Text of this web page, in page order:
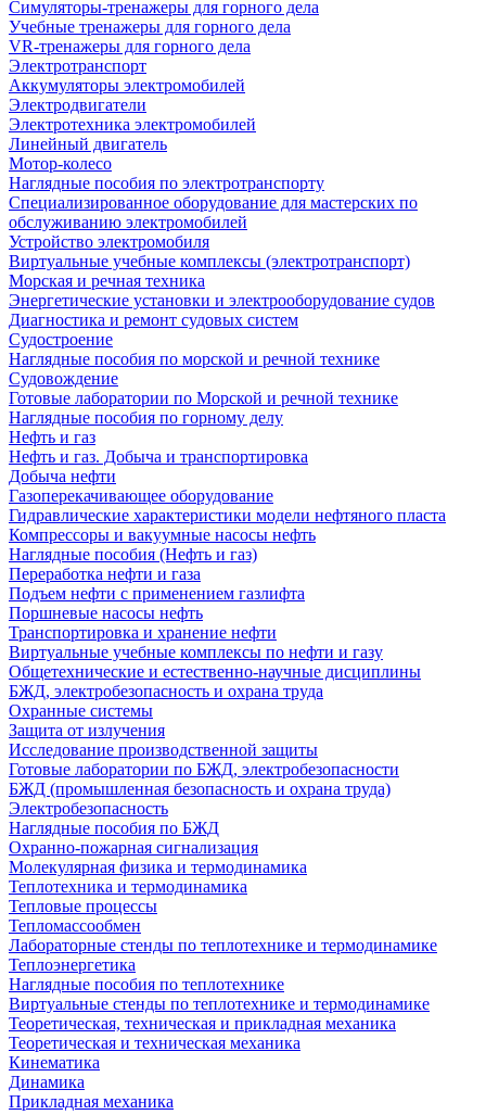
Симуляторы-тренажеры для горного дела
Учебные тренажеры для горного дела
VR-тренажеры для горного дела
Электротранспорт
Аккумуляторы электромобилей
Электродвигатели
Электротехника электромобилей
Линейный двигатель
Мотор-колесо
Наглядные пособия по электротранспорту
Специализированное оборудование для мастерских по
обслуживанию электромобилей
Устройство электромобиля
Виртуальные учебные комплексы (электротранспорт)
Морская и речная техника
Энергетические установки и электрооборудование судов
Диагностика и ремонт судовых систем
Судостроение
Наглядные пособия по морской и речной технике
Судовождение
Готовые лаборатории по Морской и речной технике
Наглядные пособия по горному делу
Нефть и газ
Нефть и газ. Добыча и транспортировка
Добыча нефти
Газоперекачивающее оборудование
Гидравлические характеристики модели нефтяного пласта
Компрессоры и вакуумные насосы нефть
Наглядные пособия (Нефть и газ)
Переработка нефти и газа
Подъем нефти с применением газлифта
Поршневые насосы нефть
Транспортировка и хранение нефти
Виртуальные учебные комплексы по нефти и газу
Общетехнические и естественно-научные дисциплины
БЖД, электробезопасность и охрана труда
Охранные системы
Защита от излучения
Исследование производственной защиты
Готовые лаборатории по БЖД, электробезопасности
БЖД (промышленная безопасность и охрана труда)
Электробезопасность
Наглядные пособия по БЖД
Охранно-пожарная сигнализация
Молекулярная физика и термодинамика
Теплотехника и термодинамика
Тепловые процессы
Тепломассообмен
Лабораторные стенды по теплотехнике и термодинамике
Теплоэнергетика
Наглядные пособия по теплотехнике
Виртуальные стенды по теплотехнике и термодинамике
Теоретическая, техническая и прикладная механика
Теоретическая и техническая механика
Кинематика
Динамика
Прикладная механика